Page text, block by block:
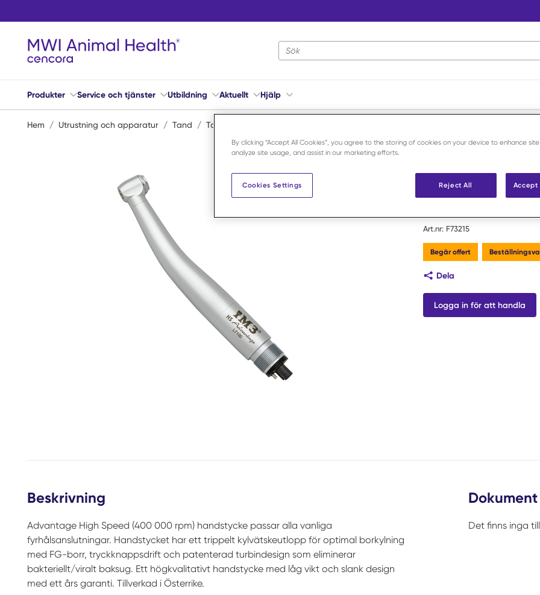
Webbplatsens sökning
Produkter Service och tjänster Utbildning Aktuellt Hjälp
Hem / Utrustning och apparatur / Tand / Tandutrustning
Advantage
Art.nr: F73215
Begär offert
Dela
Logga in för att handla
Beskrivning
Advantage High Speed ​​(400 000 rpm) handstycke passar alla vanliga
fyrhålsanslutningar. Handstycket har ett trippelt kylvätskeutlopp för optimal borkylning
med FG-borr, tryckknappsdrift och patenterad turbindesign som eliminerar
bakteriellt/viralt baksug. Ett högkvalitativt handstycke med låg vikt och slank design
med ett års garanti. Tillverkad i Österrike.
Dokument
Det finns inga
By clicking “Accept All Cookies”, you agree to the storing of cookies on your device to enhance
analyze site usage, and assist in our marketing efforts.
Reject All Accept
Cookies Settings